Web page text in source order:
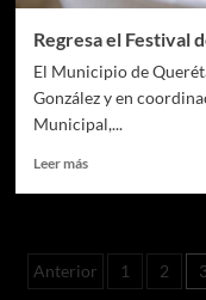
Regresa el Festival
El Municipio de
González y en
Municipal,...
Leer más
Anterior 1 2